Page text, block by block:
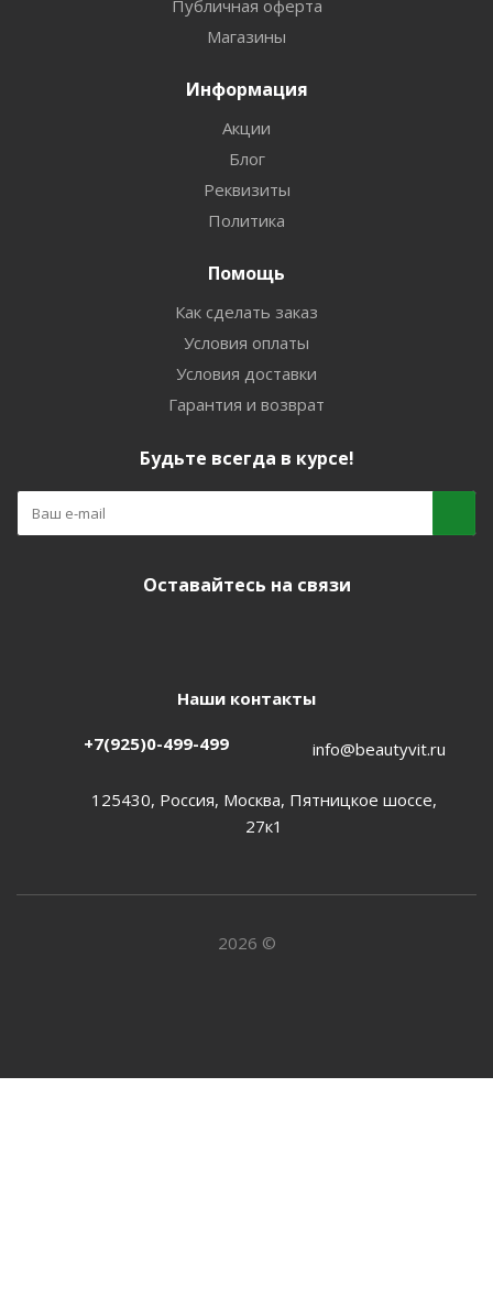
Публичная оферта
Магазины
Информация
Акции
Блог
Реквизиты
Политика
Помощь
Как сделать заказ
Условия оплаты
Условия доставки
Гарантия и возврат
Будьте всегда в курсе!
Оставайтесь на связи
Наши контакты
+7(925)0-499-499 info@beautyvit.ru
125430, Россия, Москва, Пятницкое шоссе,
27к1
2026 ©